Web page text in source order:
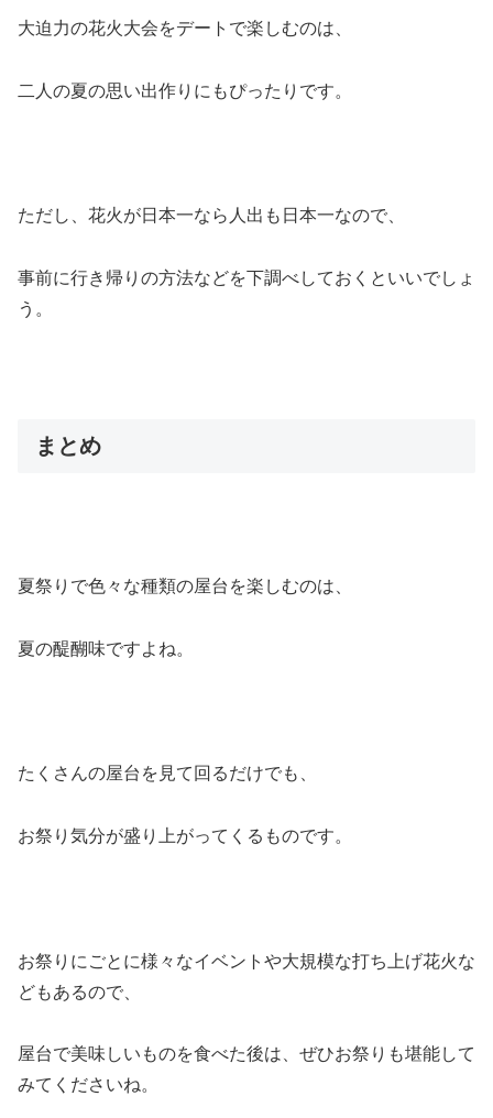
大迫力の花火大会をデートで楽しむのは、
二人の夏の思い出作りにもぴったりです。
ただし、花火が日本一なら人出も日本一なので、
事前に行き帰りの方法などを下調べしておくといいでしょ
う。
まとめ
夏祭りで色々な種類の屋台を楽しむのは、
夏の醍醐味ですよね。
たくさんの屋台を見て回るだけでも、
お祭り気分が盛り上がってくるものです。
お祭りにごとに様々なイベントや大規模な打ち上げ花火な
どもあるので、
屋台で美味しいものを食べた後は、ぜひお祭りも堪能して
みてくださいね。